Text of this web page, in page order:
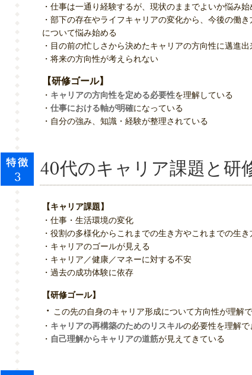
・仕事は一通り経験するが、現状のままでよいか悩み始
・部下の存在やライフキャリアの変化から、今後の働
について悩み始める
・目の前の忙しさから決めたキャリアの方向性に邁進出
・将来の方向性が考えられない
【研修ゴール】
・ キャリアの方向性を定める必要性を理解している
・ 仕事における軸が明確になっている
・自分の強み、知識・経験が整理されている
40代のキャリア課題と研
【キャリア課題】
・仕事・生活環境の変化
・役割の多様化からこれまでの生き方やこれまでの生
・キャリアのゴールが見える
・キャリア／健康／マネーに対する不安
・過去の成功体験に依存
【研修ゴール】
・ この先の自身のキャリア形成について方向性が理解
・ キャリアの再構築のためのリスキルの必要性を理解で
・ 自己理解からキャリアの道筋が見えてきている